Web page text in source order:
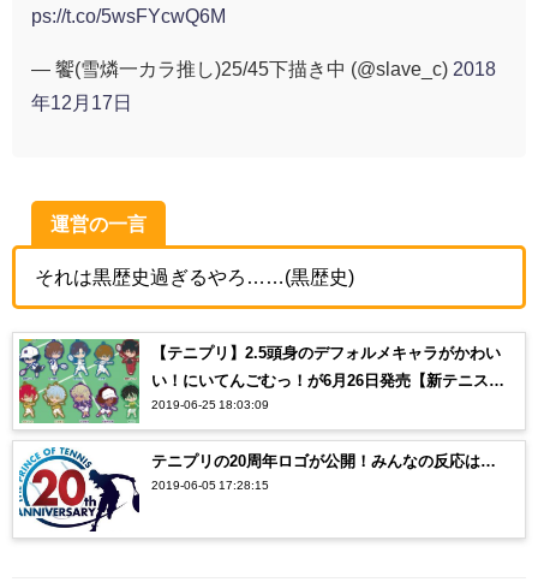
ps://t.co/5wsFYcwQ6M
— 饗(雪燐一カラ推し)25/45下描き中 (@slave_c) 2018
年12月17日
運営の一言
それは黒歴史過ぎるやろ……(黒歴史)
【テニプリ】2.5頭身のデフォルメキャラがかわい
い！にいてんごむっ！が6月26日発売【新テニスの
王子様】
2019-06-25 18:03:09
テニプリの20周年ロゴが公開！みんなの反応は…
2019-06-05 17:28:15